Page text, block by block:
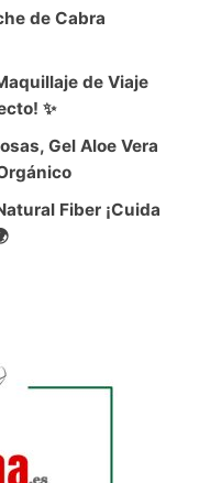
de Cabra
de Viaje
✨
Gel Aloe Vera
Fiber ¡Cuida